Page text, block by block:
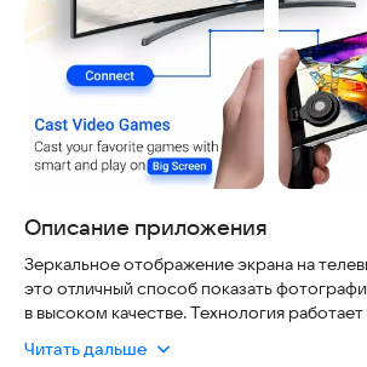
Описание приложения
Зеркальное отображение экрана на
это отличный способ показать
в высоком качестве. Технология
контента с телефона на ТВ. Вы можете
Читать дальше